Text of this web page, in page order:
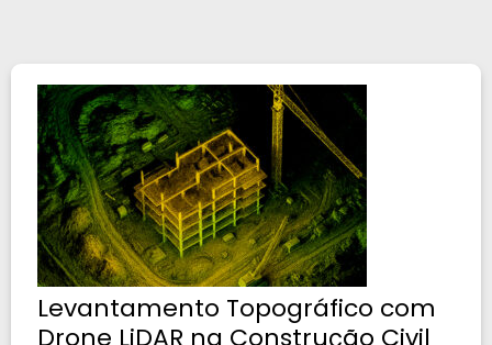
Levantamento Topográfico com
Drone LiDAR na Construção Civil